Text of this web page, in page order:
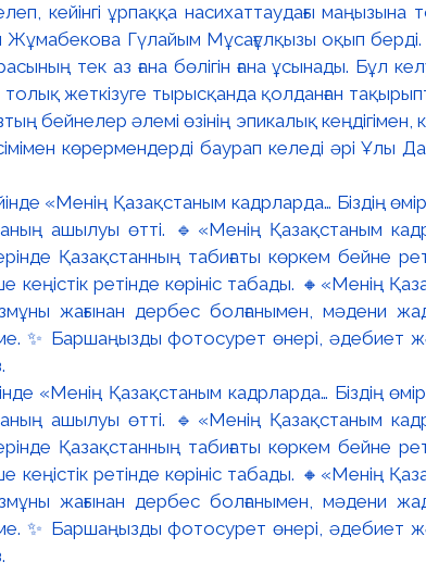
кейінгі ұрпаққа насихаттаудағы маңызына
Жұмабекова Гүлайым Мұсағұлқызы оқып
тек аз ғана бөлігін ғана ұсынады. Бұл
жеткізуге тырысқанда қолданған
бейнелер әлемі өзінің эпикалық кеңдігімен,
көрермендерді баурап келеді әрі Ұлы
«Менің Қазақстаным кадрларда… Біздің
ашылуы өтті. 🔹«Менің Қазақстаным
Қазақстанның табиғаты көркем бейне
ретінде көрініс табады. 🔸«Менің
жағынан дербес болғанымен, мәдени
✨ Баршаңызды фотосурет өнері, әдебиет